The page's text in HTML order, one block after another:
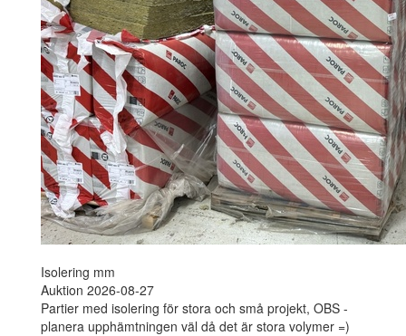
Isolering mm
Auktion 2026-08-27
Partier med isolering för stora och små projekt, OBS -
planera upphämtningen väl då det är stora volymer =)